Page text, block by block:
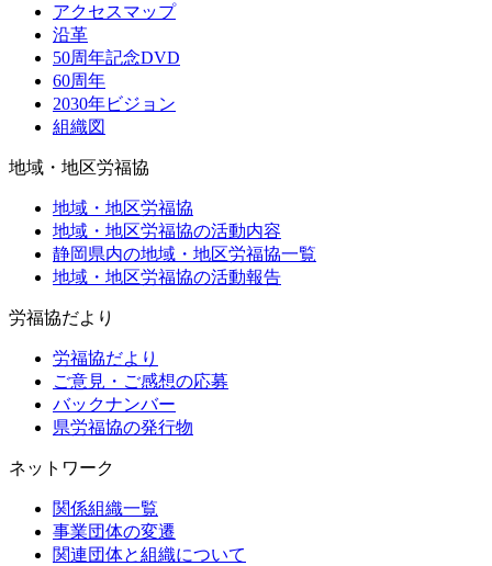
アクセスマップ
沿革
50周年記念DVD
60周年
2030年ビジョン
組織図
地域・地区労福協
地域・地区労福協
地域・地区労福協の活動内容
静岡県内の地域・地区労福協一覧
地域・地区労福協の活動報告
労福協だより
労福協だより
ご意見・ご感想の応募
バックナンバー
県労福協の発行物
ネットワーク
関係組織一覧
事業団体の変遷
関連団体と組織について